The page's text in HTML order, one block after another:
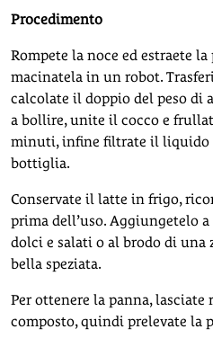
Procedimento
Rompete la noce ed estraete la
macinatela in un robot.
calcolate il doppio del peso di
a bollire, unite il cocco e
minuti, infine filtrate il liquido
bottiglia.
Conservate il latte in frigo,
prima dell’uso. Aggiungetelo
dolci e salati o al brodo di una
bella speziata.
Per ottenere la panna,
composto, quindi prelevate la